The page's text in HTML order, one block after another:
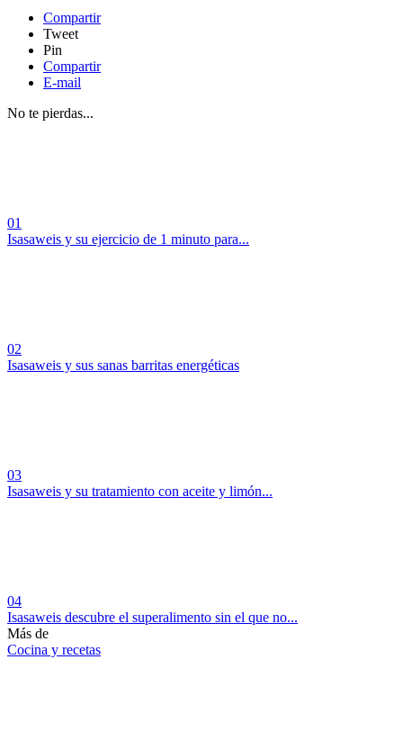
Compartir
Tweet
Pin
Compartir
E-mail
No te pierdas...
01
Isasaweis y su ejercicio de 1 minuto para...
02
Isasaweis y sus sanas barritas energéticas
03
Isasaweis y su tratamiento con aceite y limón...
04
Isasaweis descubre el superalimento sin el que no...
Más de
Cocina y recetas